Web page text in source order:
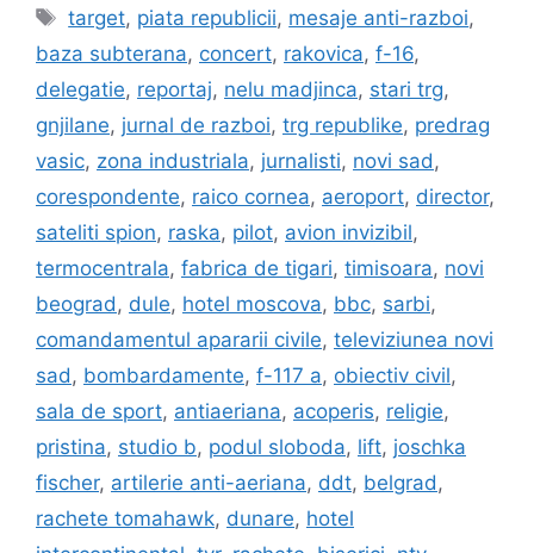
Tags
target, piata republicii, mesaje anti-razboi,
baza subterana, concert, rakovica, f-16,
delegatie, reportaj, nelu madjinca, stari trg,
gnjilane, jurnal de razboi, trg republike, predrag
vasic, zona industriala, jurnalisti, novi sad,
corespondente, raico cornea, aeroport, director,
sateliti spion, raska, pilot, avion invizibil,
termocentrala, fabrica de tigari, timisoara, novi
beograd, dule, hotel moscova, bbc, sarbi,
comandamentul apararii civile, televiziunea novi
sad, bombardamente, f-117 a, obiectiv civil,
sala de sport, antiaeriana, acoperis, religie,
pristina, studio b, podul sloboda, lift, joschka
fischer, artilerie anti-aeriana, ddt, belgrad,
rachete tomahawk, dunare, hotel